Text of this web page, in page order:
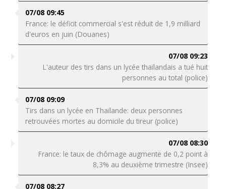
07/08 09:45
France: le déficit commercial s'est réduit de 1,9 milliard
d'euros en juin (Douanes)
07/08 09:23
L'auteur des tirs dans un lycée thaïlandais a tué huit
personnes au total (police)
07/08 09:09
Tirs dans un lycée en Thaïlande: deux personnes
retrouvées mortes au domicile du tireur (police)
07/08 08:30
France: le taux de chômage augmente de 0,2 point à
8,3% au deuxième trimestre (Insee)
07/08 08:27